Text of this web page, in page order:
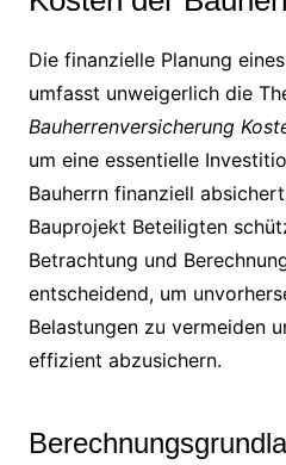
Die finanzielle Planung
umfasst unweigerlich die
Bauherrenversicherung
um eine essentielle
Bauherrn finanziell
Bauprojekt Beteiligten
Betrachtung und
entscheidend, um
Belastungen zu vermeiden
effizient abzusichern.